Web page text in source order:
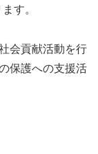
す。
会貢献活動を行
保護への支援活